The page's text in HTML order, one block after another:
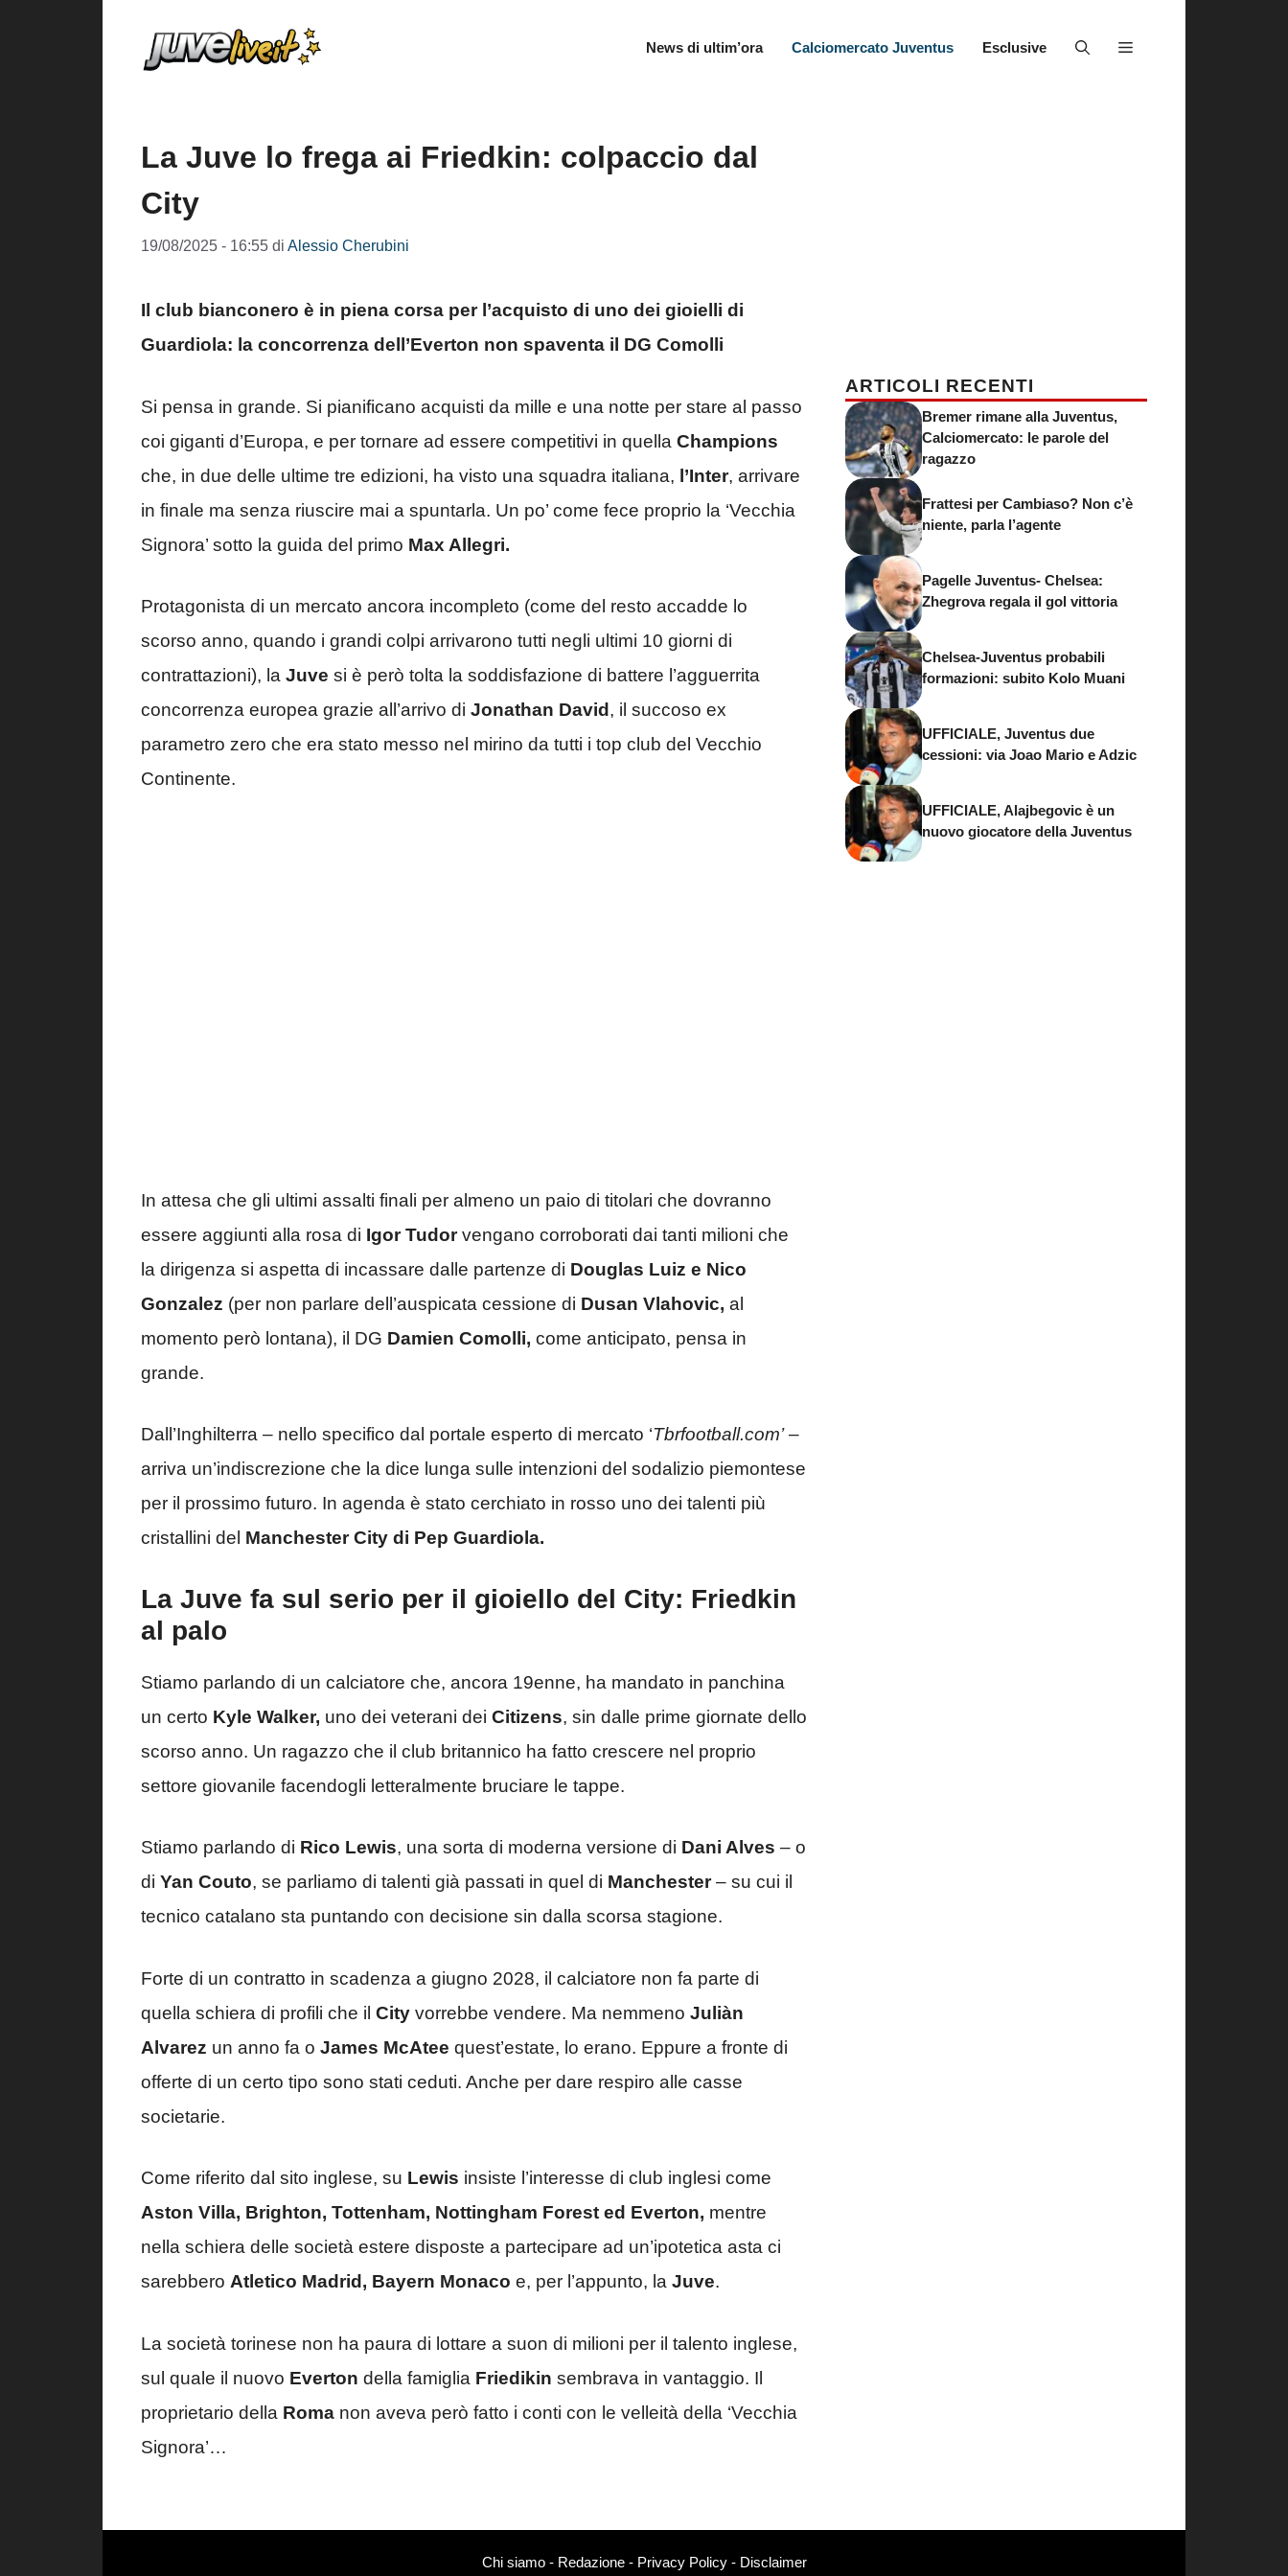
News di ultim’ora Calciomercato Juventus Esclusive
La Juve lo frega ai Friedkin: colpaccio dal
City
19/08/2025 - 16:55 di Alessio Cherubini
Il club bianconero è in piena corsa per l’acquisto di uno dei gioielli di
Guardiola: la concorrenza dell’Everton non spaventa il DG Comolli
Si pensa in grande. Si pianificano acquisti da mille e una notte per stare al passo
coi giganti d’Europa, e per tornare ad essere competitivi in quella Champions
che, in due delle ultime tre edizioni, ha visto una squadra italiana, l’Inter, arrivare
in finale ma senza riuscire mai a spuntarla. Un po’ come fece proprio la ‘Vecchia
Signora’ sotto la guida del primo Max Allegri.
Protagonista di un mercato ancora incompleto (come del resto accadde lo
scorso anno, quando i grandi colpi arrivarono tutti negli ultimi 10 giorni di
contrattazioni), la Juve si è però tolta la soddisfazione di battere l’agguerrita
concorrenza europea grazie all’arrivo di Jonathan David , il succoso ex
parametro zero che era stato messo nel mirino da tutti i top club del Vecchio
Continente.
In attesa che gli ultimi assalti finali per almeno un paio di titolari che dovranno
essere aggiunti alla rosa di Igor Tudorvengano corroborati dai tanti milioni che
la dirigenza si aspetta di incassare dalle partenze di Douglas Luiz e Nico
Gonzalez (per non parlare dell’auspicata cessione di Dusan Vlahovic, al
momento però lontana), il DG Damien Comolli, come anticipato, pensa in
grande.
Dall’Inghilterra – nello specifico dal portale esperto di mercato ‘Tbrfootball.com’–
arriva un’indiscrezione che la dice lunga sulle intenzioni del sodalizio piemontese
per il prossimo futuro. In agenda è stato cerchiato in rosso uno dei talenti più
cristallini del Manchester City di Pep Guardiola.
La Juve fa sul serio per il gioiello del City: Friedkin
al palo
Stiamo parlando di un calciatore che, ancora 19enne, ha mandato in panchina
un certo Kyle Walker, uno dei veterani dei Citizens, sin dalle prime giornate dello
scorso anno. Un ragazzo che il club britannico ha fatto crescere nel proprio
settore giovanile facendogli letteralmente bruciare le tappe.
Stiamo parlando di Rico Lewis, una sorta di moderna versione di Dani Alves – o
di Yan Couto, se parliamo di talenti già passati in quel di Manchester– su cui il
tecnico catalano sta puntando con decisione sin dalla scorsa stagione.
Forte di un contratto in scadenza a giugno 2028, il calciatore non fa parte di
quella schiera di profili che il City vorrebbe vendere. Ma nemmeno Juliàn
Alvarez un anno fa o James McAtee quest’estate, lo erano. Eppure a fronte di
offerte di un certo tipo sono stati ceduti. Anche per dare respiro alle casse
societarie.
Come riferito dal sito inglese, su Lewis insiste l’interesse di club inglesi come
Aston Villa, Brighton, Tottenham, Nottingham Forest ed Everton, mentre
nella schiera delle società estere disposte a partecipare ad un’ipotetica asta ci
sarebbero Atletico Madrid, Bayern Monaco e, per l’appunto, la Juve.
La società torinese non ha paura di lottare a suon di milioni per il talento inglese,
sul quale il nuovo Everton della famiglia Friedikin sembrava in vantaggio. Il
proprietario della Roma non aveva però fatto i conti con le velleità della ‘Vecchia
Signora’…
ARTICOLI RECENTI
Bremer rimane alla Juventus,
Calciomercato: le parole del
ragazzo
Frattesi per Cambiaso? Non c’è
niente, parla l’agente
Pagelle Juventus- Chelsea:
Zhegrova regala il gol vittoria
Chelsea-Juventus probabili
formazioni: subito Kolo Muani
UFFICIALE, Juventus due
cessioni: via Joao Mario e Adzic
UFFICIALE, Alajbegovic è un
nuovo giocatore della Juventus
Chi siamo- Redazione- Privacy Policy- Disclaimer